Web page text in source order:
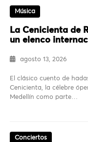
Música
La Cenicienta de
un elenco
agosto 13, 2026
El clásico cuento de
Cenicienta, la célebre
Medellín como parte…
Conciertos